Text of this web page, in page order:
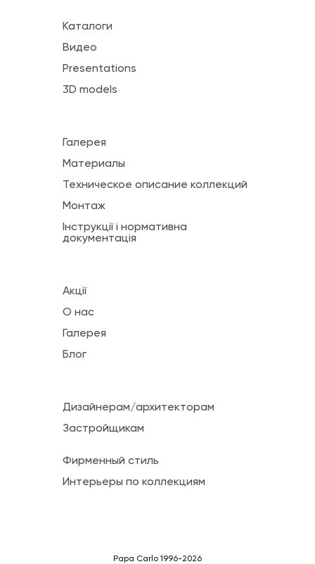
Каталоги
Видео
Presentations
3D models
Галерея
Материалы
Техническое описание коллекций
Монтаж
Інструкції і нормативна
документація
Акції
О нас
Галерея
Блог
Дизайнерам/архитекторам
Застройщикам
Фирменный стиль
Интерьеры по коллекциям
Papa Carlo 1996-2026